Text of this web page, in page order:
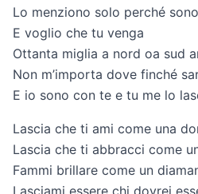
Lo menziono solo perché
E voglio che tu venga
Ottanta miglia a nord oa sud
Non m’importa dove finché
E io sono con te e tu me lo
Lascia che ti ami come una
Lascia che ti abbracci come
Fammi brillare come un
Lasciami essere chi dovrei